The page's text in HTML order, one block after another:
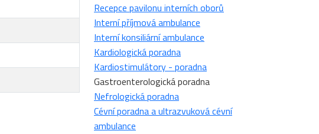
Recepce pavilonu interních oborů
Interní příjmová ambulance
Interní konsiliární ambulance
Kardiologická poradna
Kardiostimulátory - poradna
Gastroenterologická poradna
Nefrologická poradna
Cévní poradna a ultrazvuková cévní
ambulance